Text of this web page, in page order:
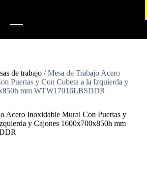
de trabajo/ Mesa de Trabajo Acero
Puertas y Con Cubeta a la Izquierda y
mm WTW17016LBSDDR